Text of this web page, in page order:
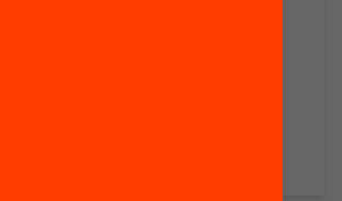
- 19:00h
sigui la professió
i polítiques
del nou informe
Europea